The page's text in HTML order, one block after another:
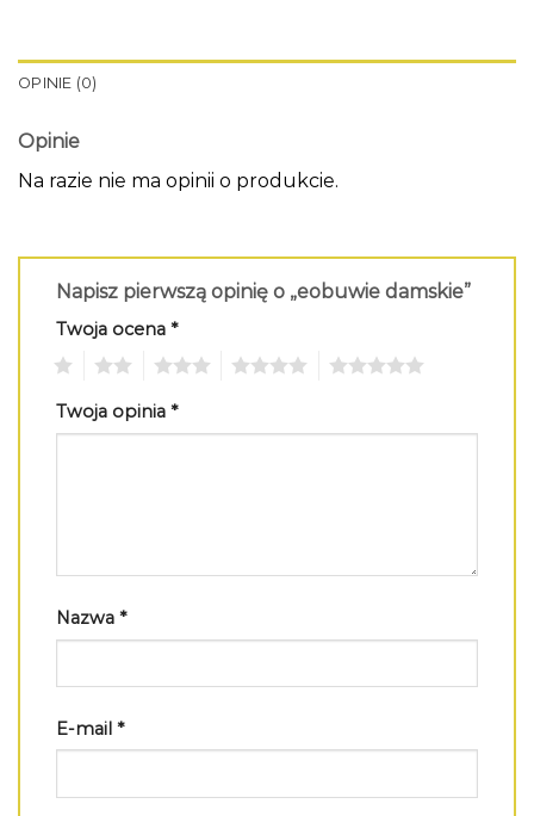
OPINIE (0)
Opinie
Na razie nie ma opinii o produkcie.
Napisz pierwszą opinię o „eobuwie damskie”
Twoja ocena *
Twoja opinia *
Nazwa *
E-mail *